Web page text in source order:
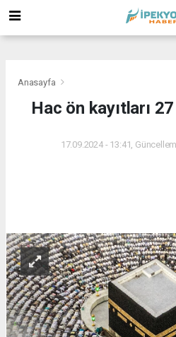
Anasayfa
Hac ön kayıtları
17.09.2024 - 13:41,